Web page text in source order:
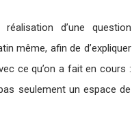
d’une question
même, afin de d’expliquer
ce qu’on a fait en cours :
seulement un espace de